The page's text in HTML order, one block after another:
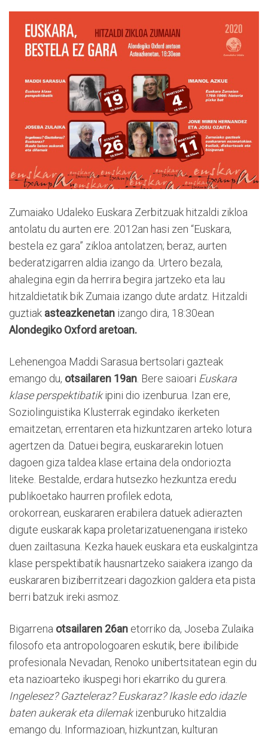
Zumaiako Udaleko Euskara Zerbitzuak hitzaldi zikloa
antolatu du aurten ere. 2012an hasi zen “Euskara,
bestela ez gara” zikloa antolatzen; beraz, aurten
bederatzigarren aldia izango da. Urtero bezala,
ahalegina egin da herrira begira jartzeko eta lau
hitzaldietatik bik Zumaia izango dute ardatz. Hitzaldi
guztiak asteazkenetan izango dira, 18:30ean
Alondegiko Oxford aretoan.
Lehenengoa Maddi Sarasua bertsolari gazteak
emango du, otsailaren 19an. Bere saioari Euskara
klase perspektibatikipini dio izenburua. Izan ere,
Soziolinguistika Klusterrak egindako ikerketen
emaitzetan, errentaren eta hizkuntzaren arteko lotura
agertzen da. Datuei begira, euskararekin lotuen
dagoen giza taldea klase ertaina dela ondoriozta
liteke. Bestalde, erdara hutsezko hezkuntza eredu
publikoetako haurren profilek edota,
orokorrean, euskararen erabilera datuek adierazten
digute euskarak kapa proletarizatuenengana iristeko
duen zailtasuna. Kezka hauek euskara eta euskalgintza
klase perspektibatik hausnartzeko saiakera izango da
euskararen biziberritzeari dagozkion galdera eta pista
berri batzuk ireki asmoz.
Bigarrena otsailaren 26an etorriko da, Joseba Zulaika
filosofo eta antropologoaren eskutik, bere ibilibide
profesionala Nevadan, Renoko unibertsitatean egin du
eta nazioarteko ikuspegi hori ekarriko du gurera.
Ingelesez? Gazteleraz? Euskaraz? Ikasle edo idazle
baten aukerak eta dilemakizenburuko hitzaldia
emango du. Informazioan, hizkuntzan, kulturan